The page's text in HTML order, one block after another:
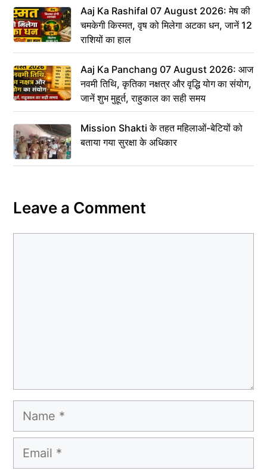
Aaj Ka Rashifal 07 August 2026: मेष की
चमकेगी किस्मत, वृष को मिलेगा अटका धन, जानें 12
राशियों का हाल
Aaj Ka Panchang 07 August 2026: आज
नवमी तिथि, कृतिका नक्षत्र और वृद्धि योग का संयोग,
जानें शुभ मुहूर्त, राहुकाल का सही समय
Mission Shakti के तहत महिलाओं-बेटियों को
बताया गया सुरक्षा के अधिकार
Leave a Comment
Name
Email